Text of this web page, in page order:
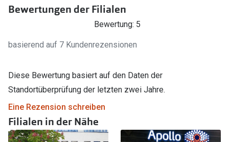
Bewertungen der Filialen
Bewertung: 5
basierend auf 7 Kundenrezensionen
Diese Bewertung basiert auf den Daten der
Standortüberprüfung der letzten zwei Jahre.
Eine Rezension schreiben
Filialen in der Nähe